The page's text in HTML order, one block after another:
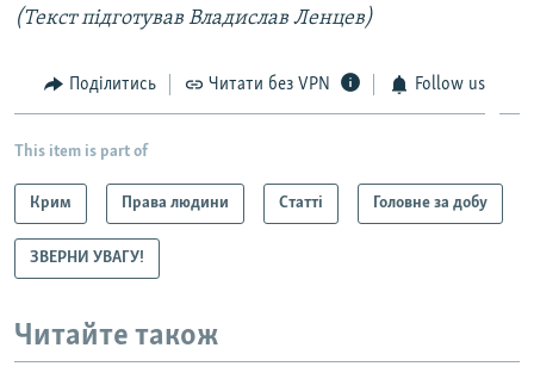
(Текст підготував Владислав Ленцев)
Поділитись Читати без VPN Follow us
This item is part of
Крим Права людини Статті Головне за добу
ЗВЕРНИ УВАГУ!
Читайте також